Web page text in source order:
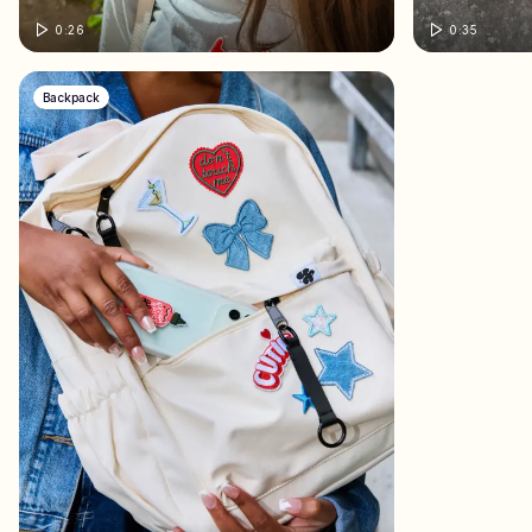
0:26 0:35
Backpack